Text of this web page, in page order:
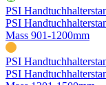
PSI
PSI
Mass 901-1200mm
PSI
PSI